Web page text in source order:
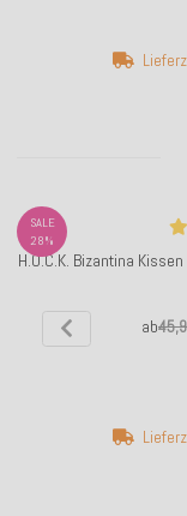
SALE
28%
H.O.C.K. Bizantina
ab